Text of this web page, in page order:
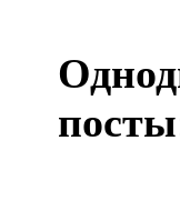
посты